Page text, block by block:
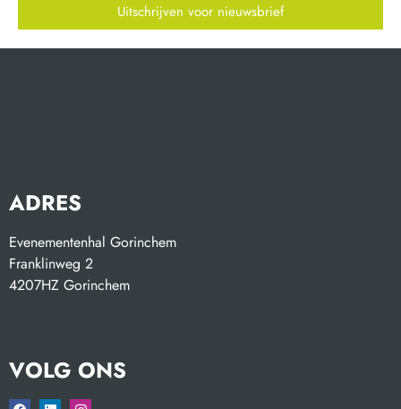
Uitschrijven voor nieuwsbrief
ADRES
Evenementenhal Gorinchem
Franklinweg 2
4207HZ Gorinchem
VOLG ONS